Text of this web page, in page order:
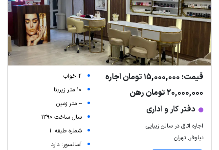
قیمت: 15,000,000 تومان اجاره
20,000,000 تومان رهن
دفتر کار و اداری
اجاره اتاق در سالن زیبایی
نیلوفر, تهران
2 خواب
10 متر زیربنا
-- متر زمین
سال ساخت 1390
شماره طبقه: 1
آسانسور: دارد